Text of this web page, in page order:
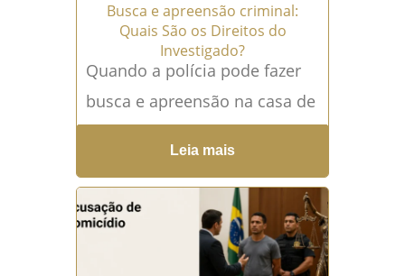
Busca e apreensão criminal:
Quais São os Direitos do
Investigado?
Quando a polícia pode fazer
busca e apreensão na casa de
alguém? A busca e apreensão
criminal em uma residência
normalmente depende...Leia
mais →
Leia mais